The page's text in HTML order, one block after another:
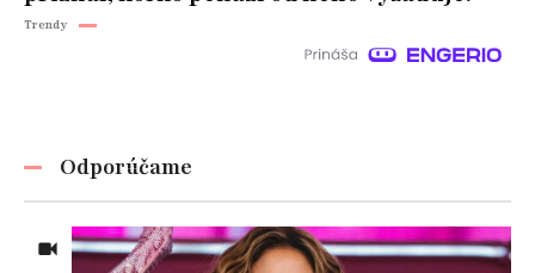
Trendy
Odporúčame